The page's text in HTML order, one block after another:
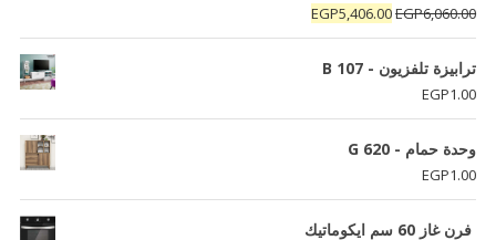
تم التقييم
5.00 من 5EGP6,060.00
السعر
الأصلي
هو:
EGP5,406.00
السعر
الحالي
ترابيزة تلفزيون - B 107
EGP1.00
وحدة حمام - G 620
EGP1.00
فرن غاز 60 سم ايكوماتيك